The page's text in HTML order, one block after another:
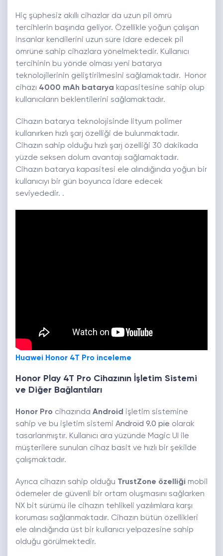
Hiç şüphesiz akıllı cihazlar da uzun pil ömrü
tercihlerin başında geliyor. Özellikle yoğun çalışan
insanlar kendilerini uzun süre idare edecek pil
ömrüne sahip cihazlara yönelmektedir. Kullanıcı
tercihinin bu yönde olması yeni batarya
teknolojilerinin geliştirilmesini sağlamaktadır. Honor
cihazı 4000 mAh batarya kapasitesine sahip olup
kullanıcıların beklentilerini sağlamaktadır.
Cihazın batarya teknolojisinde lityum polimer
kullanırken hızlı şarj özelliği de bulunmaktadır.
Cihazın sahip olduğu hızlı şarj özelliği 30 dakikada
yüzde seksen dolum avantajı sağlamaktadır.
Cihazın batarya kapasitesi ele alındığında yoğun bir
kullanıcıyı bir gün boyunca idare edecek
seviyededir. .
Huawei Honor 4T Pro inceleme
Honor Play 4T Pro Cihazının İşletim Sistemi
ve Diğer Bağlantıları
Honor Pro cihazında Android işletim sistemine
sahip ve bu işletim sistemi Android 9.0 pie olarak
tasarlanmıştır. Kullanıcı ara yüzünde Magic UI ile
müşterilere sunulan cihaz basit ve hızlı bir şekilde
çalışmaktadır.
Ayrıca cihazın sahip olduğu TrustZone özelliği mobil
ödemeler de güvenli bir ortam oluşmasını sağlarken
NX bit sürümü ile cihazın tehlikeli yazılımlara karşı
koruması sağlanmaktadır. Cihazın bütün özellikleri
ele alındığında üst bir kullanıcı yelpazesine sahip
olduğu görülmektedir.